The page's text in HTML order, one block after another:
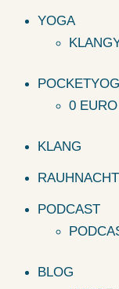
YOGA
0
KLANG
RAUHNACHT
PODCAST
BLOG